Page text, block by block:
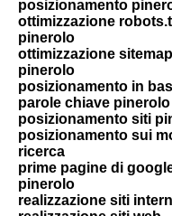
posizionamento
ottimizzazione
pinerolo
ottimizzazione
pinerolo
posizionamento in
parole chiave pinerolo
posizionamento siti
posizionamento sui
ricerca
prime pagine di
pinerolo
realizzazione siti